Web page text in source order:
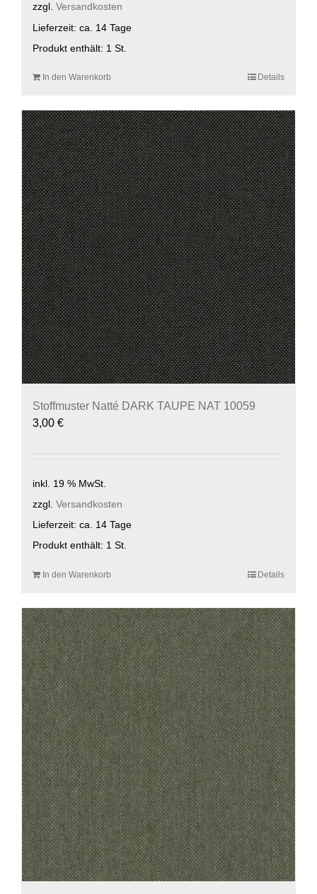
zzgl. Versandkosten
Lieferzeit: ca. 14 Tage
Produkt enthält: 1 St.
In den Warenkorb Details
Stoffmuster Natté DARK TAUPE NAT 10059
3,00 €
inkl. 19 % MwSt.
zzgl. Versandkosten
Lieferzeit: ca. 14 Tage
Produkt enthält: 1 St.
In den Warenkorb Details